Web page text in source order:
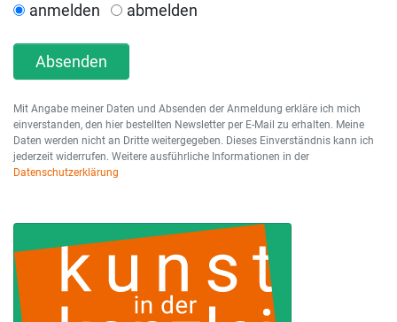
anmelden abmelden
Absenden
Mit Angabe meiner Daten und Absenden der Anmeldung erkläre ich mich
einverstanden, den hier bestellten Newsletter per E-Mail zu erhalten. Meine
Daten werden nicht an Dritte weitergegeben. Dieses Einverständnis kann ich
jederzeit widerrufen. Weitere ausführliche Informationen in der
Datenschutzerklärung